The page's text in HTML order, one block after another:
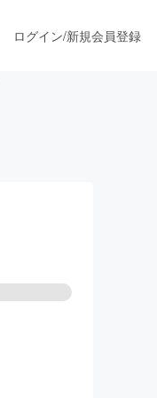
ログイン/新規会員登録